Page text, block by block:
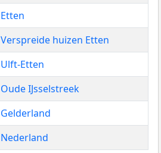
Etten
Verspreide huizen Etten
Ulft-Etten
Oude IJsselstreek
Gelderland
Nederland